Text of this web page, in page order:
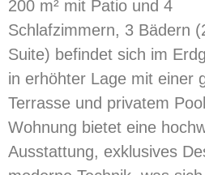
200 m² mit Patio und 4
Schlafzimmern, 3 Bädern
Suite) befindet sich im
in erhöhter Lage mit einer
Terrasse und privatem
Wohnung bietet eine
Ausstattung, exklusives